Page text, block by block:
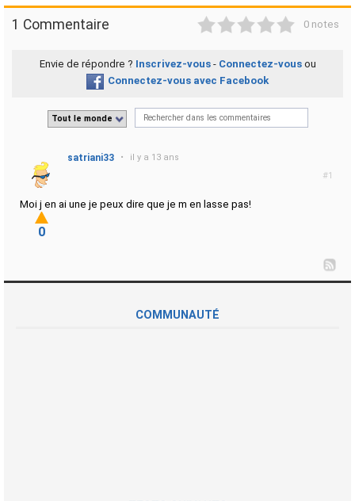
1 Commentaire 0 notes
Envie de répondre ? Inscrivez-vous- Connectez-vousou
Connectez-vous avec Facebook
Tout le monde
#1
satriani33 • il y a 13 ans
Moi j en ai une je peux dire que je m en lasse pas!
0
COMMUNAUTÉ